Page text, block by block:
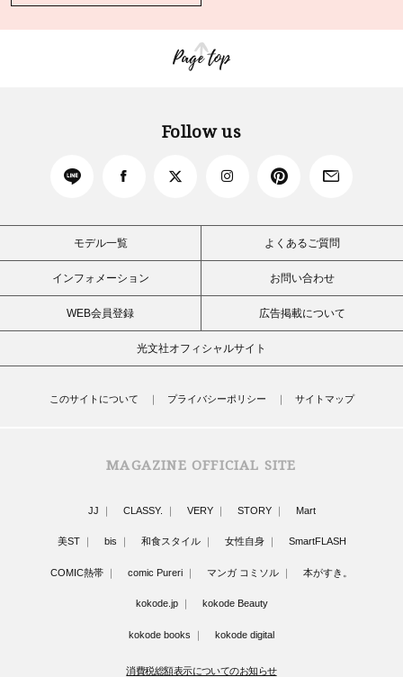
Page top
Follow us
モデル一覧 よくあるご質問
インフォメーション お問い合わせ
WEB会員登録 広告掲載について
光文社オフィシャルサイト
このサイトについて プライバシーポリシー サイトマップ
MAGAZINE OFFICIAL SITE
JJ CLASSY. VERY STORY Mart
美ST bis 和食スタイル 女性自身 SmartFLASH
COMIC熱帯 comic Pureri マンガ コミソル 本がすき。
kokode.jp kokode Beauty
kokode books kokode digital
消費税総額表示についてのお知らせ